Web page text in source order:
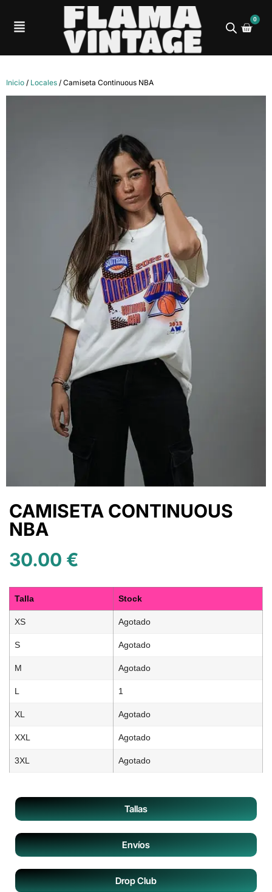
0
Inicio / Locales / Camiseta Continuous NBA
CAMISETA CONTINUOUS
NBA
30.00 €
Talla Stock
XS Agotado
S Agotado
M Agotado
L 1
XL Agotado
XXL Agotado
3XL Agotado
Tallas
Envíos
Drop Club